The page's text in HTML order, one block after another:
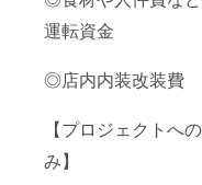
運転資金
◎店内内装改装費
【プロジェクトへ
み】